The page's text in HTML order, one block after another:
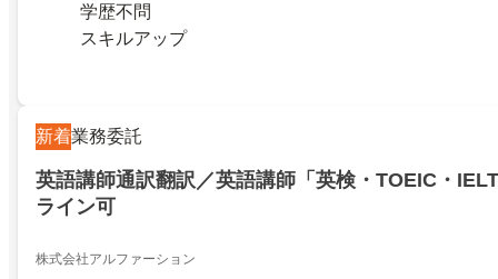
学歴不問
スキルアップ
新着業務委託
英語講師通訳翻訳／英語講師「英検・TOEIC・
ライン可
株式会社アルファーション